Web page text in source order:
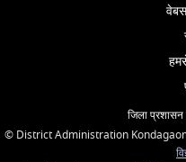
जिला प्रशासन
© District Administration